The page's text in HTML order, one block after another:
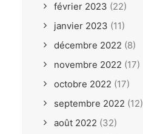
février 2023 (22)
janvier 2023 (11)
décembre 2022 (8)
novembre 2022 (17)
octobre 2022 (17)
septembre 2022 (12)
août 2022 (32)